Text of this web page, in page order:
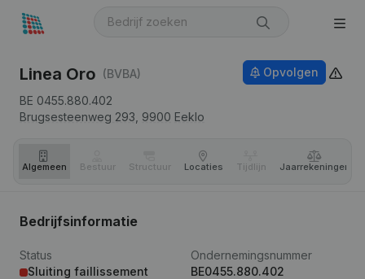
Linea Oro (BVBA)
BE 0455.880.402
Brugsesteenweg 293, 9900 Eeklo
Opvolgen
Algemeen Bestuur Structuur Locaties Tijdlijn Jaar­rekeningen
Bedrijfsinformatie
Status
Sluiting faillissement
Ondernemingsnummer
BE0455.880.402